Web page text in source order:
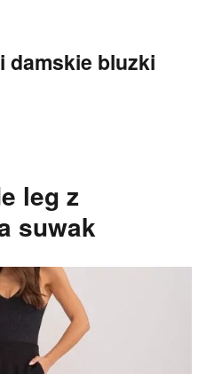
damskie bluzki
leg z
suwak